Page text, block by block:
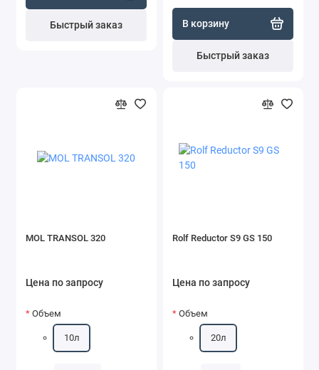
Быстрый заказ В корзину
Быстрый заказ
MOL TRANSOL 320
Цена по запросу
Объем
10л
Rolf Reductor S9 GS 150
Цена по запросу
Объем
20л